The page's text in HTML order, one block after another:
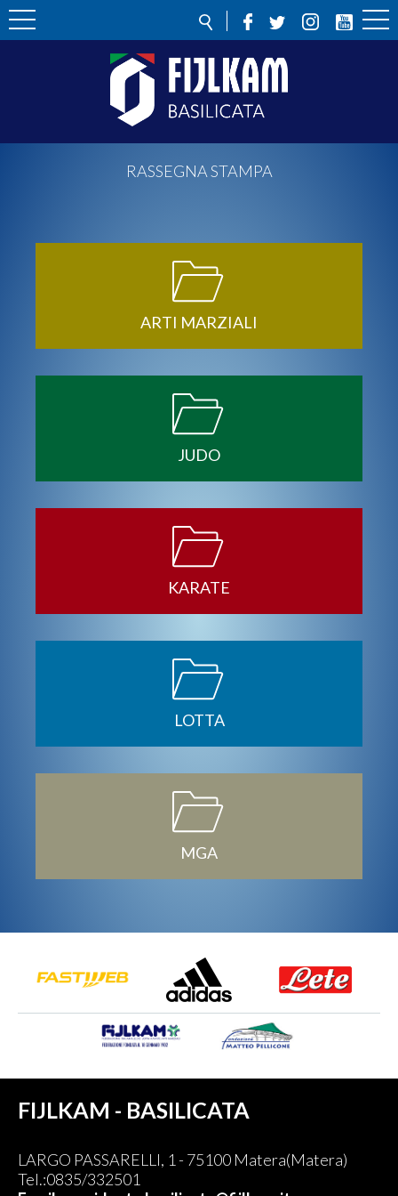
RASSEGNA STAMPA
ARTI MARZIALI
JUDO
KARATE
LOTTA
MGA
FIJLKAM - BASILICATA
LARGO PASSARELLI, 1 - 75100 Matera(Matera)
Tel.:0835/332501